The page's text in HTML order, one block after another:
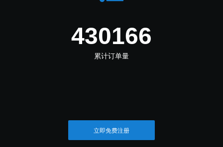
516199
累计订单量
立即免费注册